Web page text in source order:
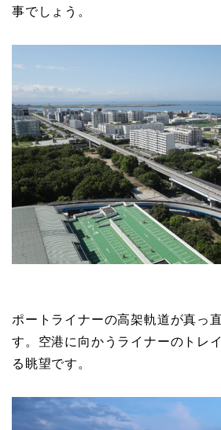
事でしょう。
ポートライナーの高架軌道が真っ
す。空港に向かうライナーのトレ
る眺望です。